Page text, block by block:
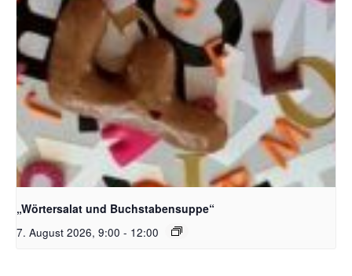
Bildquelle_ Pixabay Free_Christoph Meinersmann
„Wörtersalat und Buchstabensuppe“
7. August 2026, 9:00 - 12:00